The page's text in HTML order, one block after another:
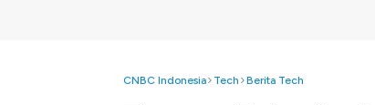
CNBC Indonesia Tech Berita Tech